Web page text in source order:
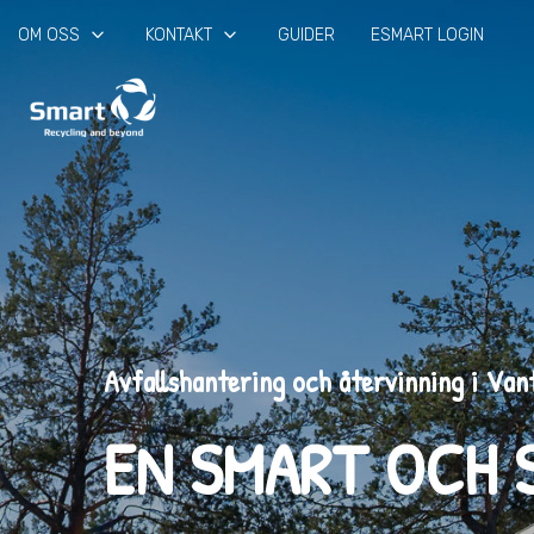
OM OSS keyboard_arrow_down KONTAKT keyboard_arrow_down GUIDER ESMART LOGIN
Avfallshantering och återvinning i
EN SMART OCH